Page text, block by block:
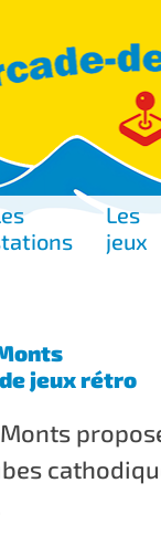
Les
jeux
jeux rétro